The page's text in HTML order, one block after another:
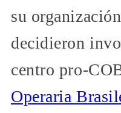
su
decidieron
centro pro-
Operaria